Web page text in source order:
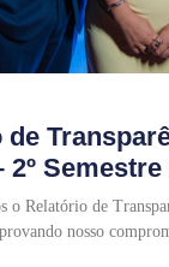
de
2º Semestre
o Relatório de
nosso